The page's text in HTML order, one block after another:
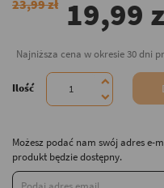
23,99 zł 19,99
Najniższa cena w okresie 30 dni
Ilość
Możesz podać nam swój adres e-
produkt będzie dostępny.